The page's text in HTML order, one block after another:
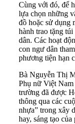
Cùng với đó, để
lựa chọn những
đồ hoặc sử dụng
hành trao tặng
dân. Các hoạt
con ngư dân
phương tiện hạn
Bà Nguyễn Thị
Phụ nữ Việt Nam
trường đã được
thông qua các
nhựa” trong xây
hay, sáng tạo